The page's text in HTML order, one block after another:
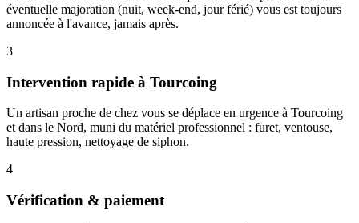
éventuelle majoration (nuit, week-end, jour férié) vous est toujours
annoncée à l'avance, jamais après.
3
Intervention rapide à Tourcoing
Un artisan proche de chez vous se déplace en urgence à Tourcoing
et dans le Nord, muni du matériel professionnel : furet, ventouse,
haute pression, nettoyage de siphon.
4
Vérification & paiement